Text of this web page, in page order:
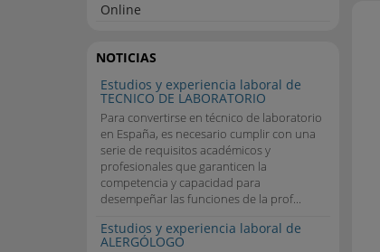
Online
NOTICIAS
Estudios y experiencia laboral de
TECNICO DE LABORATORIO
Para convertirse en técnico de laboratorio
en España, es necesario cumplir con una
serie de requisitos académicos y
profesionales que garanticen la
competencia y capacidad para
desempeñar las funciones de la prof...
Estudios y experiencia laboral de
ALERGÓLOGO